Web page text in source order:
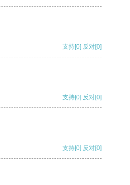
支持[0] 反对[0]
支持[0] 反对[0]
支持[0] 反对[0]